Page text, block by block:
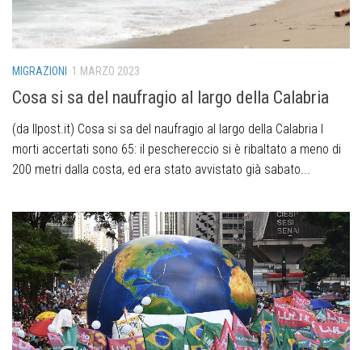
MIGRAZIONI 1 MARZO 2023
Cosa si sa del naufragio al largo della Calabria
(da Ilpost.it) Cosa si sa del naufragio al largo della Calabria I
morti accertati sono 65: il peschereccio si è ribaltato a meno di
200 metri dalla costa, ed era stato avvistato già sabato...